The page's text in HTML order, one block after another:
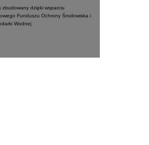
zbudowany dzięki wsparciu
Funduszu Ochrony Środowiska i
Wodnej